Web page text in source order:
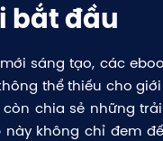
bắt đầu
sáng tạo, các
thể thiếu cho
chia sẻ những
này không chỉ đem